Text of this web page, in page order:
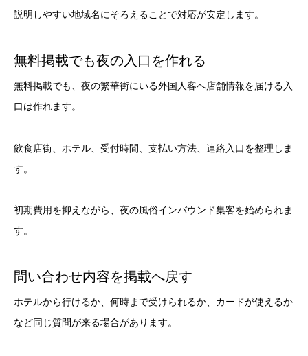
説明しやすい地域名にそろえることで対応が安定します。
無料掲載でも夜の入口を作れる
無料掲載でも、夜の繁華街にいる外国人客へ店舗情報を届ける入
口は作れます。
飲食店街、ホテル、受付時間、支払い方法、連絡入口を整理しま
す。
初期費用を抑えながら、夜の風俗インバウンド集客を始められま
す。
問い合わせ内容を掲載へ戻す
ホテルから行けるか、何時まで受けられるか、カードが使えるか
など同じ質問が来る場合があります。